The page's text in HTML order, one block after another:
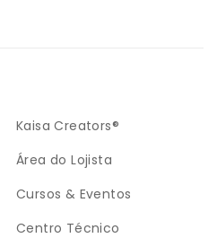
Kaisa Creators®
Área do Lojista
Cursos & Eventos
Centro Técnico